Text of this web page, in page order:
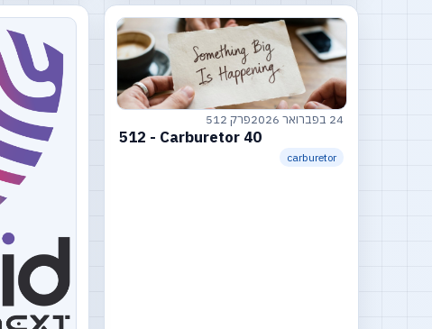
24 בפברואר 2026 פרק 512
512 - Carburetor 40
carburetor